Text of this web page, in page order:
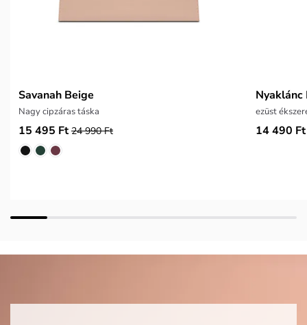
Savanah Beige
Nagy cipzáras táska
15 495 Ft 24 990 Ft
Nyaklánc
ezüst
14 490 Ft